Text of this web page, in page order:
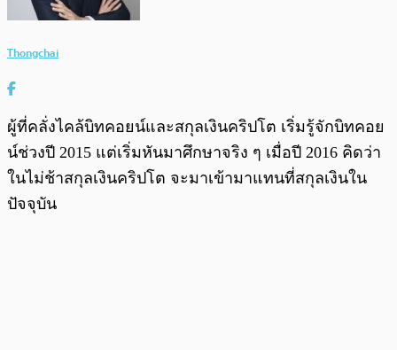
Thongchai
ผู้ที่คลั่งไคล้บิทคอยน์และสกุลเงินคริปโต เริ่มรู้จักบิทคอย
น์ช่วงปี 2015 แต่เริ่มหันมาศึกษาจริง ๆ เมื่อปี 2016 คิดว่า
ในไม่ช้าสกุลเงินคริปโต จะมาเข้ามาแทนที่สกุลเงินใน
ปัจจุบัน